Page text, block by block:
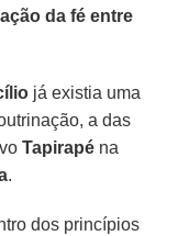
da fé entre
já existia uma
a das
Tapirapé na
.
dos princípios